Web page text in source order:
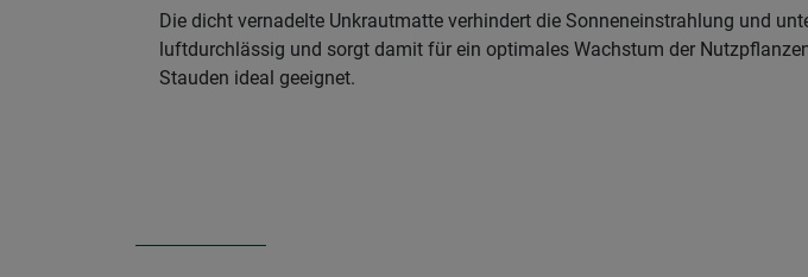
Die dicht vernadelte Unkrautmatte verhindert die Sonneneinstrahlung und
luftdurchlässig und sorgt damit für ein optimales Wachstum der
Stauden ideal geeignet.